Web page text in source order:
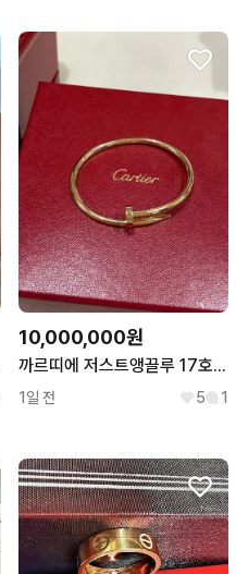
10,000,000원
까르띠에 저스트앵끌루 17호 로즈골드 팔찌
1일 전 5 1